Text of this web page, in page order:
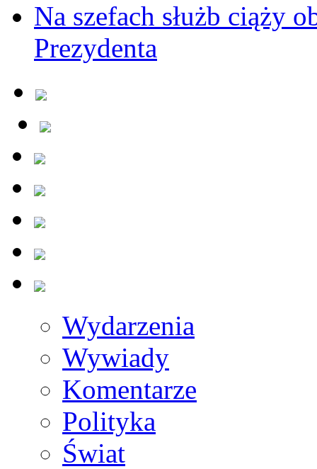
Na szefach służb ciąży
Prezydenta
Wydarzenia
Wywiady
Komentarze
Polityka
Świat